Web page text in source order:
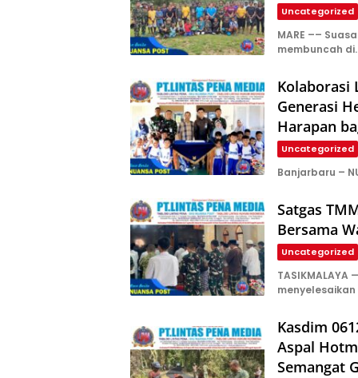
Uncategorized
​MARE ––
membuncah
Kolaborasi
Generasi
Harapan
Uncategorized
Banjarbaru –
Satgas
Bersama
Uncategorized
Kasdim
Aspal
Semangat